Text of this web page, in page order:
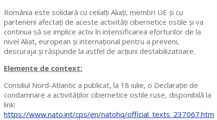
România este solidară cu ceilalți Aliați, membri UE și cu
partenerii afectați de aceste activități cibernetice ostile și va
continua să se implice activ în intensificarea eforturilor de la
nivel Aliat, european și internațional pentru a preveni,
descuraja și răspunde la astfel de acțiuni destabilizatoare.
Elemente de context:
Consiliul Nord-Atlantic a publicat, la 18 iulie, o Declarație de
condamnare a activităților cibernetice ostile ruse, disponibilă la
link:
https://www.nato.int/cps/en/natohq/official_texts_237067.htm